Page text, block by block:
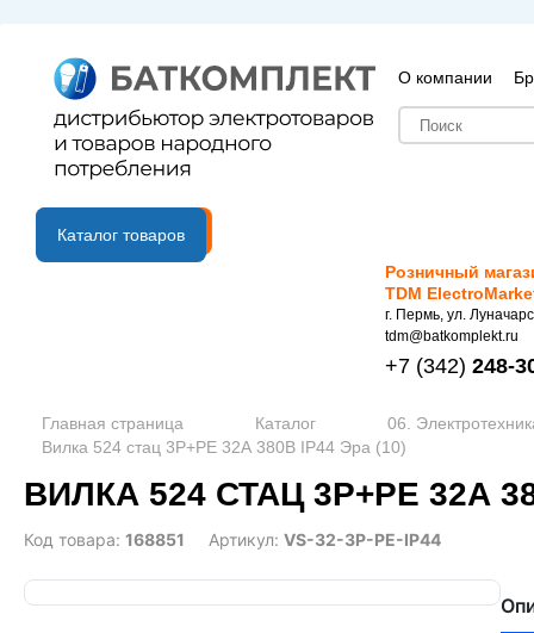
О компании
B2B портал
Каталог товаров
Розничный
TDM
г. Пермь, ул.
tdm@batkomplekt.ru
+7 (342) 248-
Главная страница Каталог
06.
Вилка 524 стац 3Р+PЕ 32А 380В IP44 Эра (10)
ВИЛКА 524 СТАЦ 3Р+PЕ 32А
Код товара: 168851 Артикул: VS-32-3P-PE-IP44